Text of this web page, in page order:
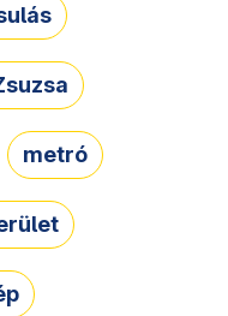
metró